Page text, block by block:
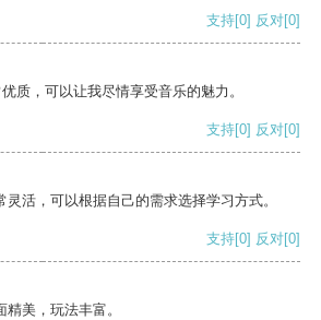
支持[0] 反对[0]
质，可以让我尽情享受音乐的魅力。
支持[0] 反对[0]
活，可以根据自己的需求选择学习方式。
支持[0] 反对[0]
美，玩法丰富。